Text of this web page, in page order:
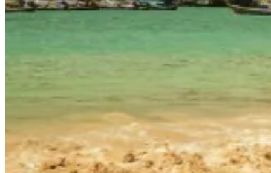
Krabi et son unique resort
écologique